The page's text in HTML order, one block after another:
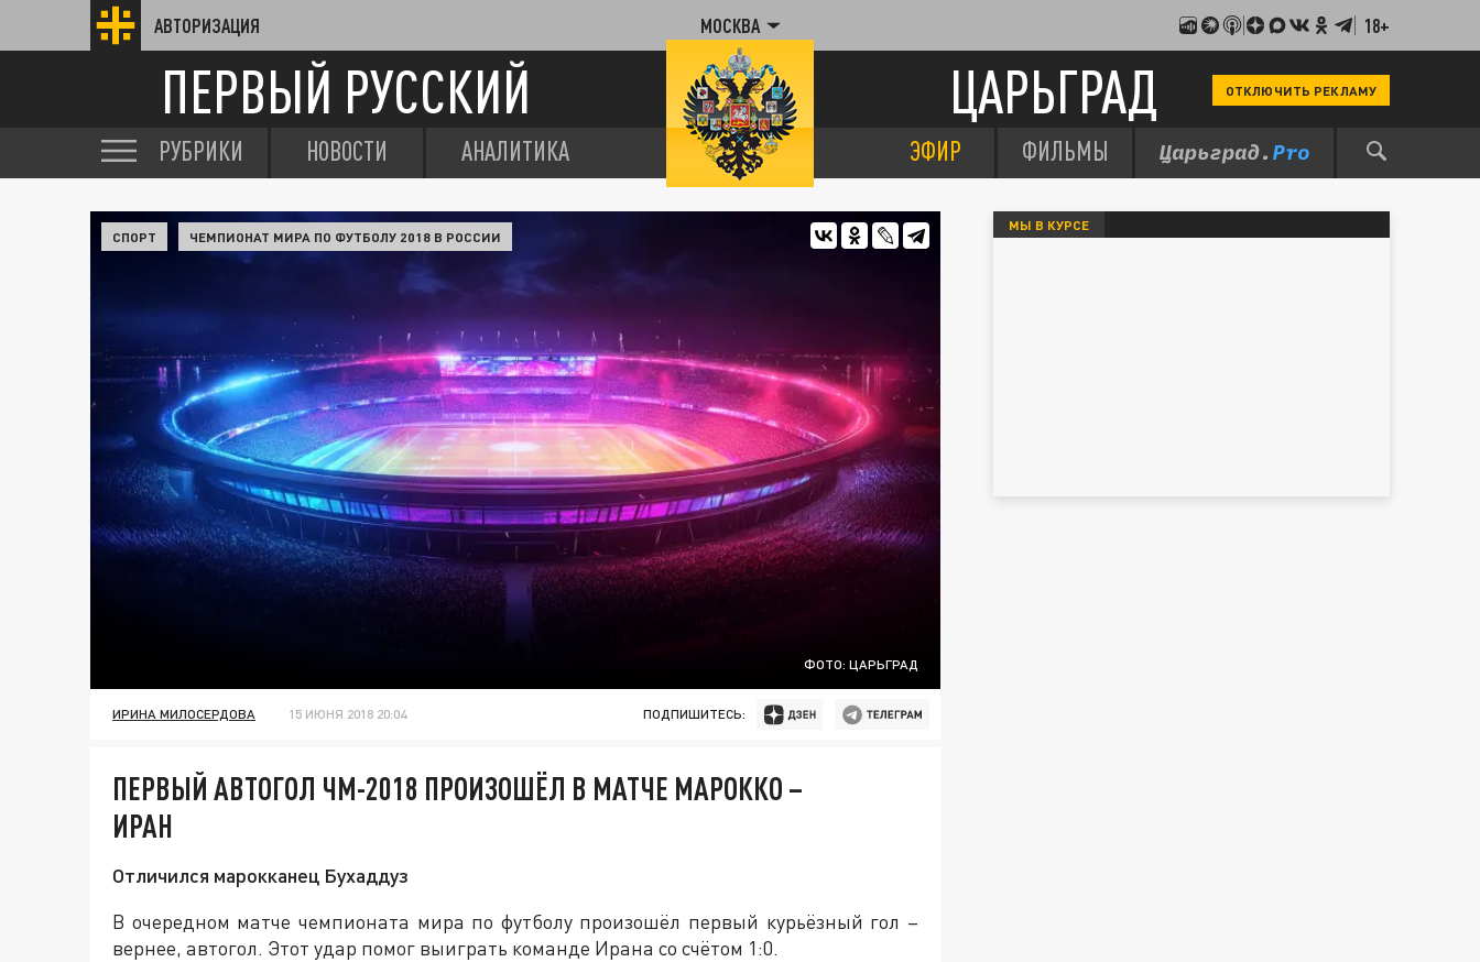
АВТОРИЗАЦИЯ МОСКВА 18+
ПЕРВЫЙ РУССКИЙ ЦАРЬГРАД ОТКЛЮЧИТЬ РЕКЛАМУ
РУБРИКИ НОВОСТИ АНАЛИТИКА ЭФИР ФИЛЬМЫ
ФОТО: ЦАРЬГРАД
СПОРТ ЧЕМПИОНАТ МИРА ПО ФУТБОЛУ 2018 В РОССИИ
ИРИНА МИЛОСЕРДОВА 15 ИЮНЯ 2018 20:04 ПОДПИШИТЕСЬ:
ПЕРВЫЙ АВТОГОЛ ЧМ-2018 ПРОИЗОШЁЛ В МАТЧЕ МАРОККО –
ИРАН
Отличился марокканец Бухаддуз
В очередном матче чемпионата мира по футболу произошёл первый курьёзный гол –
вернее, автогол. Этот удар помог выиграть команде Ирана со счётом 1:0.
МЫ В КУРСЕ